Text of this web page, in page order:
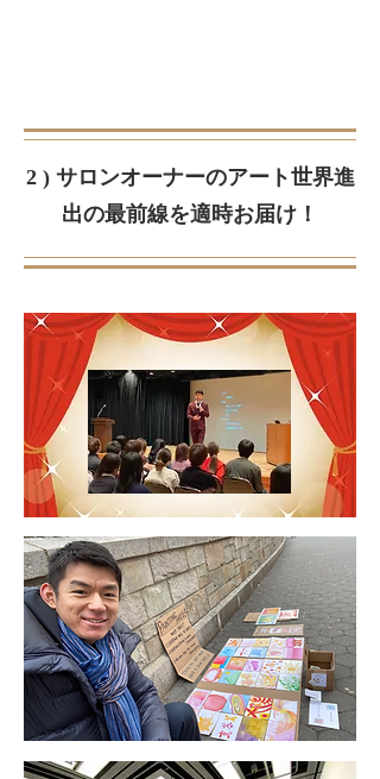
2 ) サロンオーナーのアート世界進
出の最前線を適時お届け！